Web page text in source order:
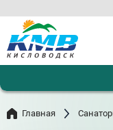
к
основному
содержанию
Главная